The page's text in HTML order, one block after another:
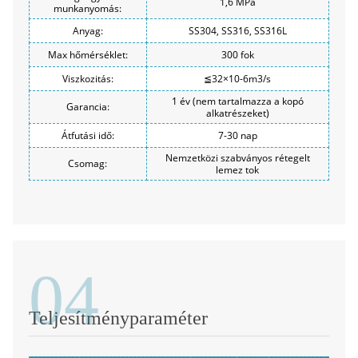
munkanyomás:
Anyag:
SS304, SS316, SS316L
Max hőmérséklet:
300 fok
Viszkozitás:
≦32×10-6m3/s
Garancia:
1 év (nem tartalmazza a kopó
alkatrészeket)
Átfutási idő:
7-30 nap
Csomag:
Nemzetközi szabványos rétegelt
lemez tok
04
Teljesítményparaméter